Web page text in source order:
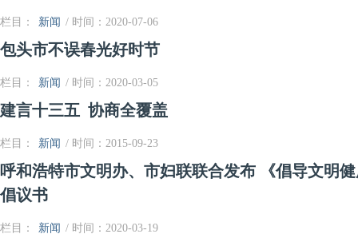
栏目： 新闻 / 时间：2020-07-06
包头市不误春光好时节
栏目： 新闻 / 时间：2020-03-05
建言十三五 协商全覆盖
栏目： 新闻 / 时间：2015-09-23
呼和浩特市文明办、市妇联联合发布 《倡导文明
倡议书
栏目： 新闻 / 时间：2020-03-19